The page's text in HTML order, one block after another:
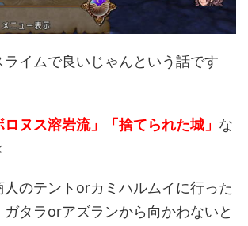
ライムで良いじゃんという話です
ヌス溶岩流」「捨てられた城」 な
のテントorカミハルムイに行った
ガタラorアズランから向かわないと